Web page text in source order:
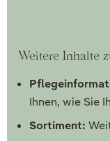
Weitere Inhalte
Ihnen, wie Sie
Sortiment: